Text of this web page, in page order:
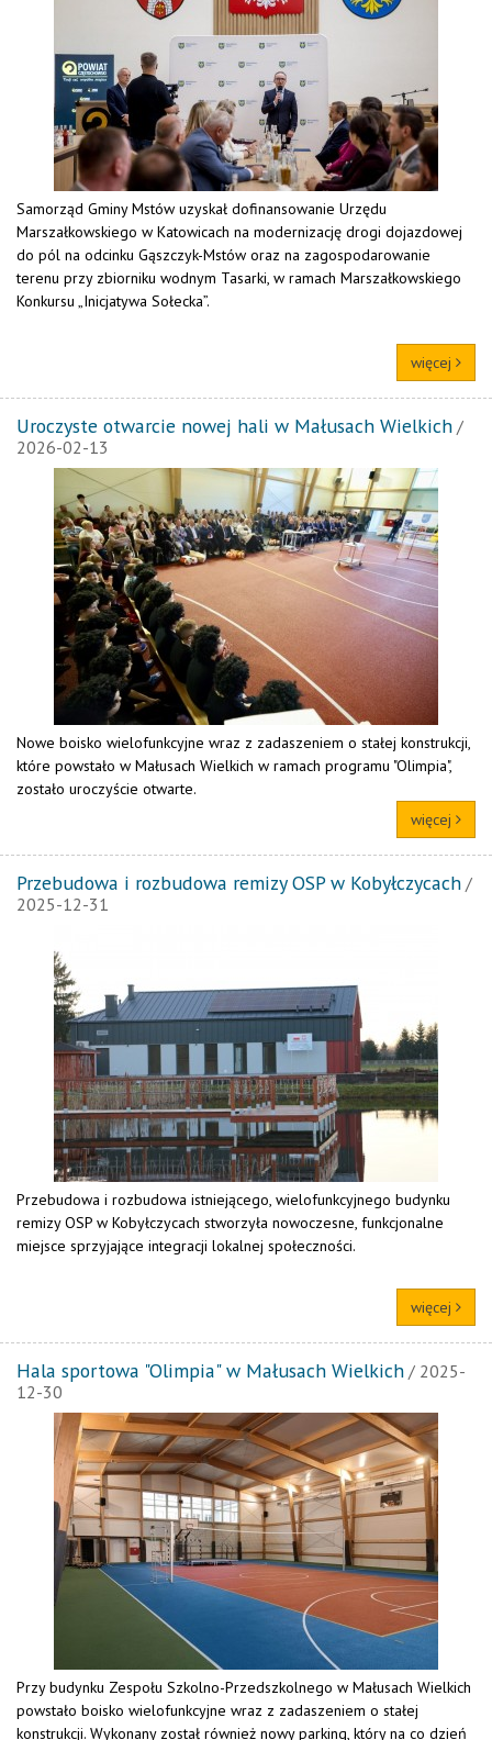
Samorząd Gminy Mstów uzyskał dofinansowanie Urzędu
Marszałkowskiego w Katowicach na modernizację drogi dojazdowej
do pól na odcinku Gąszczyk-Mstów oraz na zagospodarowanie
terenu przy zbiorniku wodnym Tasarki, w ramach Marszałkowskiego
Konkursu „Inicjatywa Sołecka”.
więcej
Uroczyste otwarcie nowej hali w Małusach Wielkich /
2026-02-13
Nowe boisko wielofunkcyjne wraz z zadaszeniem o stałej konstrukcji,
które powstało w Małusach Wielkich w ramach programu "Olimpia",
zostało uroczyście otwarte.
więcej
Przebudowa i rozbudowa remizy OSP w Kobyłczycach /
2025-12-31
Przebudowa i rozbudowa istniejącego, wielofunkcyjnego budynku
remizy OSP w Kobyłczycach stworzyła nowoczesne, funkcjonalne
miejsce sprzyjające integracji lokalnej społeczności.
więcej
Hala sportowa "Olimpia" w Małusach Wielkich / 2025-
12-30
Przy budynku Zespołu Szkolno-Przedszkolnego w Małusach Wielkich
powstało boisko wielofunkcyjne wraz z zadaszeniem o stałej
konstrukcji. Wykonany został również nowy parking, który na co dzień